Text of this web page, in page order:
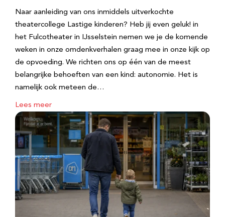
Naar aanleiding van ons inmiddels uitverkochte
theatercollege Lastige kinderen? Heb jij even geluk! in
het Fulcotheater in IJsselstein nemen we je de komende
weken in onze omdenkverhalen graag mee in onze kijk op
de opvoeding. We richten ons op één van de meest
belangrijke behoeften van een kind: autonomie. Het is
namelijk ook meteen de…
Lees meer